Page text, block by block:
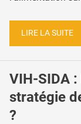
LIRE LA SUITE
VIH-SIDA
stratégie
?